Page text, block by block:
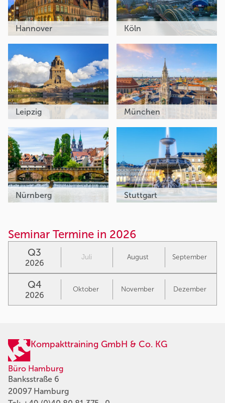
Hannover Köln
Leipzig München
Nürnberg Stuttgart
Seminar Termine in 2026
Q3
2026
Juli August September
Q4
2026
Oktober November Dezember
Kompakttraining GmbH & Co. KG
Büro Hamburg
Banksstraße 6
20097 Hamburg